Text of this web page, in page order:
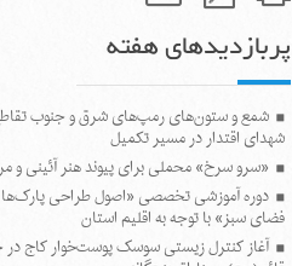
پربازدیدهای هفته
شمع و ستون‌های رمپ‌های شرق و جنوب
شهدای اقتدار در مسیر تکمیل
«سرو سرخ» محملی برای پیوند هنر آئینی و
دوره آموزشی تخصصی «اصول طراحی
فضای سبز» با توجه به اقلیم استان
آغاز کنترل زیستی سوسک پوست‌خوار کاج